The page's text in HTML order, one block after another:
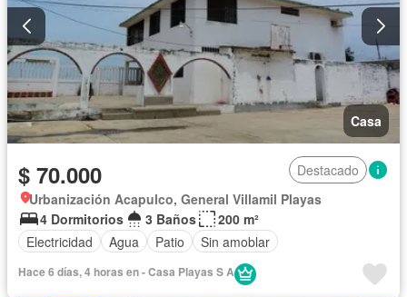
Casa
$ 70.000
Destacado
Urbanización Acapulco, General Villamil Playas
4 Dormitorios
3 Baños
200 m²
Electricidad
Agua Patio Sin amoblar
Hace 6 días, 4 horas en - Casa Playas S A